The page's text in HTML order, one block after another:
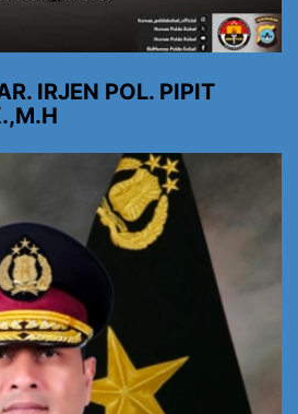
IRJEN POL. PIPIT